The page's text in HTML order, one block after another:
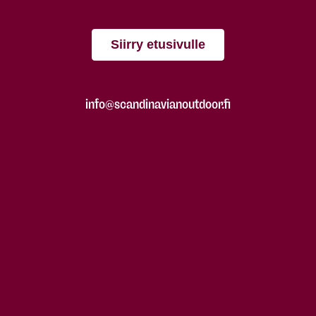
Siirry etusivulle
info@scandinavianoutdoor.fi